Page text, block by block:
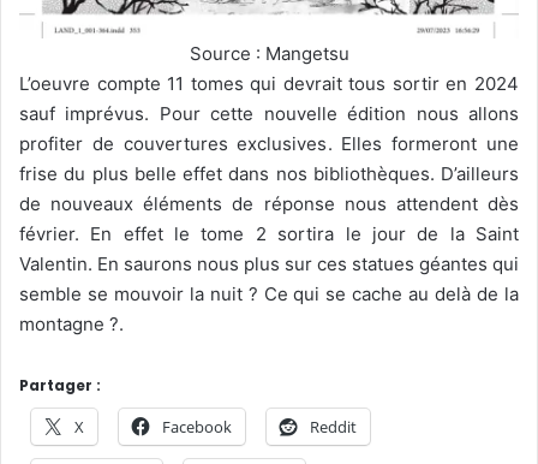
Source : Mangetsu
L’oeuvre compte 11 tomes qui devrait tous sortir en 2024
sauf imprévus. Pour cette nouvelle édition nous allons
profiter de couvertures exclusives. Elles formeront une
frise du plus belle effet dans nos bibliothèques. D’ailleurs
de nouveaux éléments de réponse nous attendent dès
février. En effet le tome 2 sortira le jour de la Saint
Valentin. En saurons nous plus sur ces statues géantes qui
semble se mouvoir la nuit ? Ce qui se cache au delà de la
montagne ?.
Partager :
X Facebook Reddit